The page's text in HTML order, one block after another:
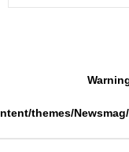
themes/